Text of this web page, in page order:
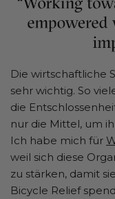
Die wirtschaftliche
sehr wichtig. So
die
nur die Mittel, um
Ich habe mich für
weil sich diese
zu stärken, damit
Bicycle Relief